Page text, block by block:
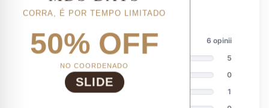
CORRA, É POR TEMPO LIMITADO
50% OFF
NO COORDENADO
SLIDE